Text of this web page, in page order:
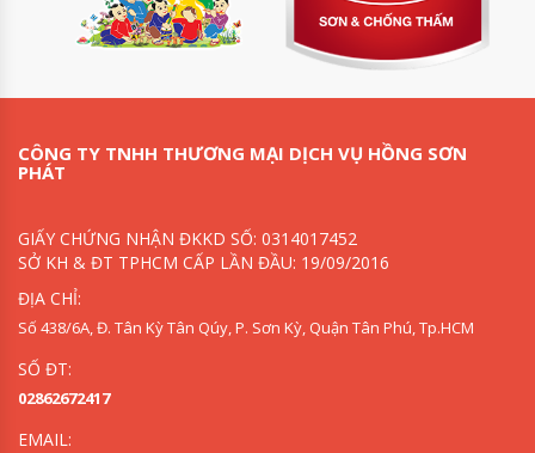
CÔNG TY TNHH THƯƠNG MẠI DỊCH VỤ HỒNG SƠN
PHÁT
GIẤY CHỨNG NHẬN ĐKKD SỐ: 0314017452
SỞ KH & ĐT TPHCM CẤP LẦN ĐẦU: 19/09/2016
ĐỊA CHỈ:
Số 438/6A, Đ. Tân Kỳ Tân Qúy, P. Sơn Kỳ, Quận Tân Phú, Tp.HCM
SỐ ĐT:
02862672417
EMAIL: